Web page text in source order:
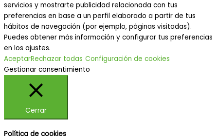
servicios y mostrarte publicidad relacionada con tus
preferencias en base a un perfil elaborado a partir de tus
hábitos de navegación (por ejemplo, páginas visitadas).
Puedes obtener más información y configurar tus preferencias
en los ajustes.
AceptarRechazar todas Configuración de cookies
Gestionar consentimiento
Cerrar
Política de cookies